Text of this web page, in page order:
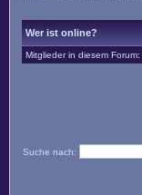
Wer ist online?
Mitglieder in diesem Forum:
Suche nach: